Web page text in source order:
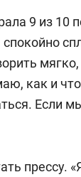
9 из 10
как и
Если
прессу.
квартиры и
какой
в ЖК